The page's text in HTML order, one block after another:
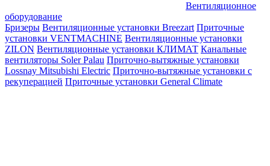
Вентиляционное
оборудование
Бризеры Вентиляционные установки Breezart Приточные
установки VENTMACHINE Вентиляционные установки
ZILON Вентиляционные установки КЛИМАТ Канальные
вентиляторы Soler Palau Приточно-вытяжные установки
Lossnay Mitsubishi Electric Приточно-вытяжные установки с
рекуперацией Приточные установки General Climate